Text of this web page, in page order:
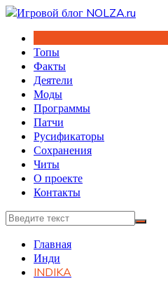
Перейти
содержимому
Топы
Факты
Деятели
Моды
Программы
Патчи
Русификаторы
Сохранения
Читы
О проекте
Контакты
Главная
Инди
INDIKA